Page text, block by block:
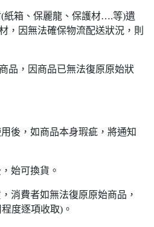
紙箱、保麗龍、保護材….等)遺
，因無法確保物流配送狀況，則
品，因商品已無法復原原始狀
後，如商品本身瑕疵，將通知
始可換貨。
費者如無法復原原始商品，
度逐項收取)。